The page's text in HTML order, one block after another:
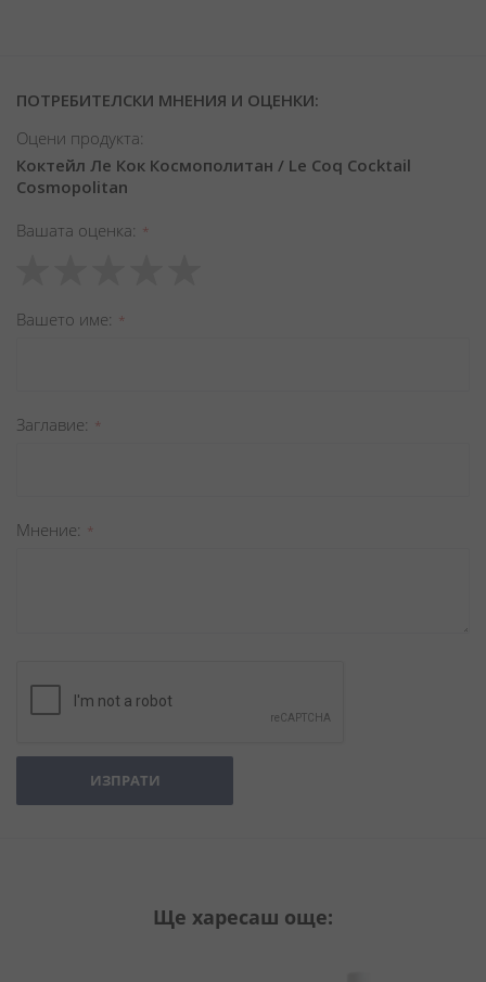
ПОТРЕБИТЕЛСКИ МНЕНИЯ И ОЦЕНКИ:
Оцени продукта:
Коктейл Ле Кок Космополитан / Le Coq Cocktail
Cosmopolitan
Вашата оценка
star
stars
stars
stars
stars
Вашето име
Заглавиe
Мнение
ИЗПРАТИ
Ще харесаш още: